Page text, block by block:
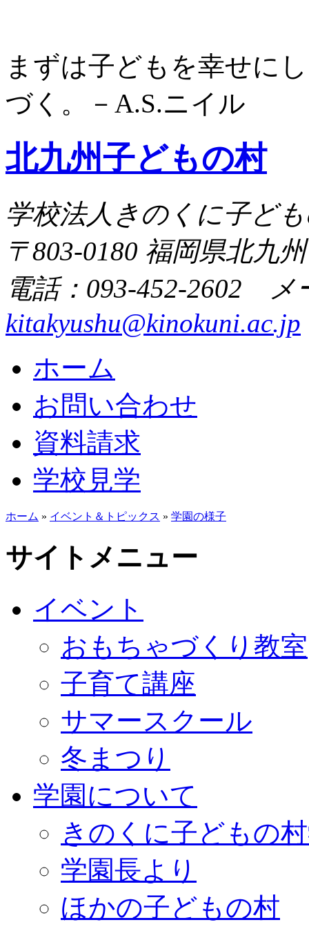
まずは子どもを幸せに
づく。－A.S.ニイル
北九州子どもの村
学校法人きのくに子ど
〒803-0180 福岡県北九
電話：093-452-2602 メ
kitakyushu@kinokuni.ac.jp
ホーム
お問い合わせ
資料請求
学校見学
ホーム » イベント＆トピックス » 学園の様子
サイトメニュー
イベント
おもちゃづくり教室
子育て講座
サマースクール
冬まつり
学園について
きのくに子どもの
学園長より
ほかの子どもの村